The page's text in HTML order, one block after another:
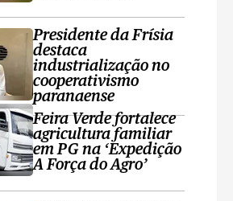
Presidente da Frísia
destaca
industrialização no
cooperativismo
paranaense
Feira Verde fortalece
agricultura familiar
em PG na ‘Expedição
A Força do Agro’